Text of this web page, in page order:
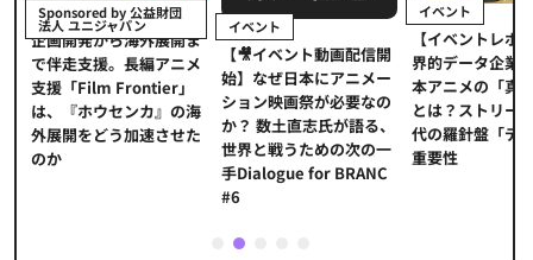
Sponsored by 公益財団
法人 ユニジャパン
企画開発から海外展開ま
で伴走支援。長編アニメ
支援「Film Frontier」
は、『ホウセンカ』の海
外展開をどう加速させた
のか
イベント
【🎥イベント動画配信開
始】なぜ日本にアニメー
ション映画祭が必要なの
か？ 数土直志氏が語る、
世界と戦うための次の一
手Dialogue for BRANC
#6
イベント
【イベントレポ
界的データ企業
本アニメの「真
とは？ストリー
代の羅針盤「デ
重要性
2